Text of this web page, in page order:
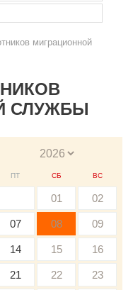
миграционной
СЛУЖБЫ
ПТ СБ ВС
01 02
07 08 09
14 15 16
21 22 23